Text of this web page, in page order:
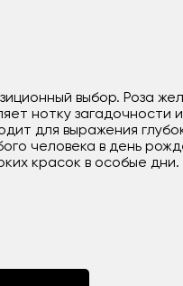
выбор. Роза
нотку загадочности
для выражения
человека в день
красок в особые дни.